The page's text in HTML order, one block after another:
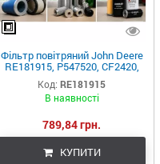
Фільтр повітряний John Deere
RE181915, P547520, CF2420,
AF27947, 49520, SA16438
Код: RE181915
В наявності
789,84 грн.
КУПИТИ